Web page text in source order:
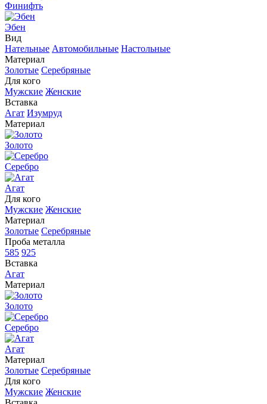
Финифть
Эбен
Вид
Нательные Автомобильные Настольные
Материал
Золотые Серебряные
Для кого
Мужские Женские
Вставка
Агат Изумруд
Материал
Золото
Серебро
Агат
Для кого
Мужские Женские
Материал
Золотые Серебряные
Проба металла
585 925
Вставка
Агат
Материал
Золото
Серебро
Агат
Материал
Золотые Серебряные
Для кого
Мужские Женские